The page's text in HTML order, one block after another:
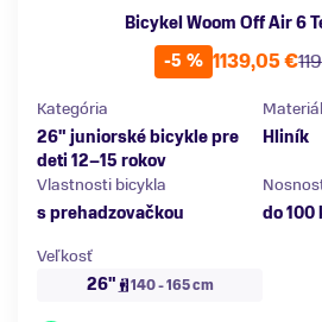
Bicykel Woom Off Air 6
-5 % 1139,05 €
Kategória
26" juniorské bicykle pre
deti 12–15 rokov
Hliník
Vlastnosti bicykla
s prehadzovačkou
do 100
Veľkosť
26"
140 - 165 cm